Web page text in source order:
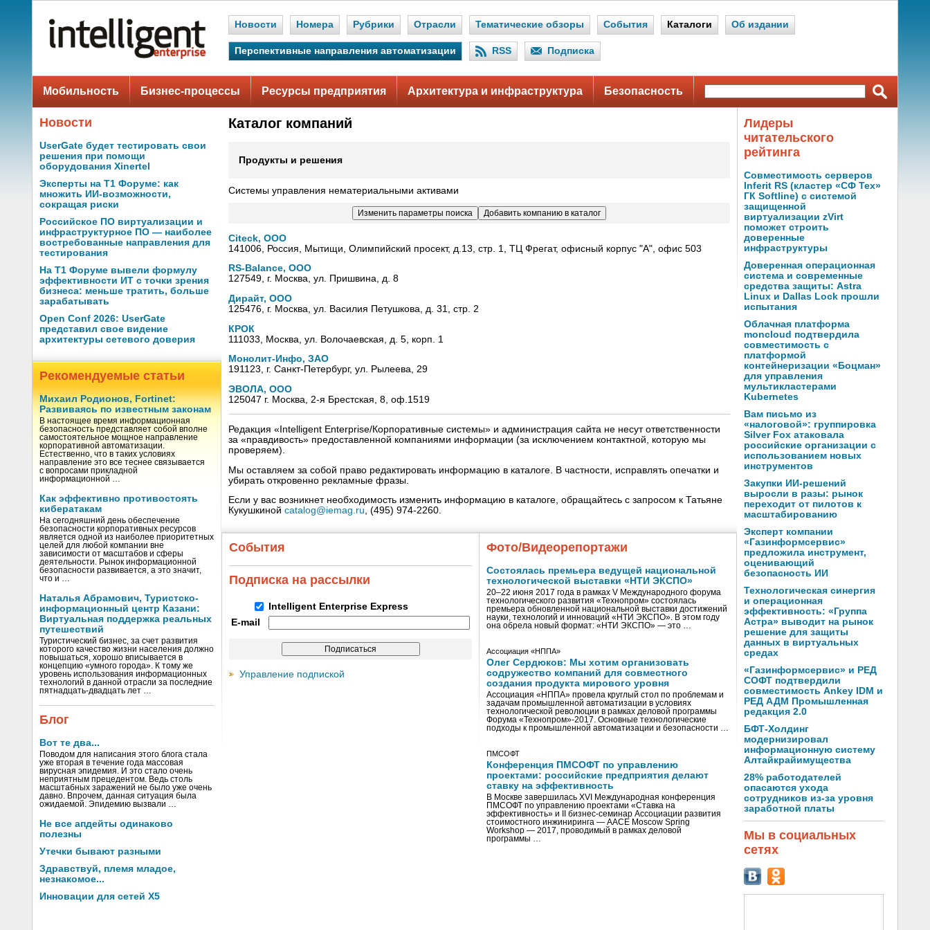
Новости Номера Рубрики Отрасли Тематические обзоры События Каталоги Об издании
Перспективные направления автоматизации RSS Подписка
Мобильность Бизнес-процессы Ресурсы предприятия Архитектура и инфраструктура Безопасность
Новости
UserGate будет тестировать свои
решения при помощи
оборудования Xinertel
Эксперты на Т1 Форуме: как
множить ИИ-возможности,
сокращая риски
Российское ПО виртуализации и
инфраструктурное ПО — наиболее
востребованные направления для
тестирования
На Т1 Форуме вывели формулу
эффективности ИТ с точки зрения
бизнеса: меньше тратить, больше
зарабатывать
Open Conf 2026: UserGate
представил свое видение
архитектуры сетевого доверия
Рекомендуемые статьи
Михаил Родионов, Fortinet:
Развиваясь по известным законам
В настоящее время информационная
безопасность представляет собой вполне
самостоятельное мощное направление
корпоративной автоматизации.
Естественно, что в таких условиях
направление это все теснее связывается
с вопросами прикладной
информационной …
Как эффективно противостоять
кибератакам
На сегодняшний день обеспечение
безопасности корпоративных ресурсов
является одной из наиболее приоритетных
целей для любой компании вне
зависимости от масштабов и сферы
деятельности. Рынок информационной
безопасности развивается, а это значит,
что и …
Наталья Абрамович, Туристско-
информационный центр Казани:
Виртуальная поддержка реальных
путешествий
Туристический бизнес, за счет развития
которого качество жизни населения должно
повышаться, хорошо вписывается в
концепцию «умного города». К тому же
уровень использования информационных
технологий в данной отрасли за последние
пятнадцать-двадцать лет …
Блог
Вот те два...
Поводом для написания этого блога стала
уже вторая в течение года массовая
вирусная эпидемия. И это стало очень
неприятным прецедентом. Ведь столь
масштабных заражений не было уже очень
давно. Впрочем, данная ситуация была
ожидаемой. Эпидемию вызвали …
Не все апдейты одинаково
полезны
Утечки бывают разными
Здравствуй, племя младое,
незнакомое...
Инновации для сетей X5
Каталог компаний
Продукты и решения
Системы управления нематериальными активами
Citeck, ООО
141006, Россия, Мытищи, Олимпийский просект, д.13, стр. 1, ТЦ Фрегат, офисный корпус "А", офис 503
RS-Balance, ООО
127549, г. Москва, ул. Пришвина, д. 8
Дирайт, ООО
125476, г. Москва, ул. Василия Петушкова, д. 31, стр. 2
КРОК
111033, Москва, ул. Волочаевская, д. 5, корп. 1
Монолит-Инфо, ЗАО
191123, г. Санкт-Петербург, ул. Рылеева, 29
ЭВОЛА, ООО
125047 г. Москва, 2-я Брестская, 8, оф.1519
Редакция «Intelligent Enterprise/Корпоративные системы» и администрация сайта не несут ответственности
за «правдивость» предоставленной компаниями информации (за исключением контактной, которую мы
проверяем).
Мы оставляем за собой право редактировать информацию в каталоге. В частности, исправлять опечатки и
убирать откровенно рекламные фразы.
Если у вас возникнет необходимость изменить информацию в каталоге, обращайтесь с запросом к Татьяне
Кукушкиной catalog@iemag.ru, (495) 974-2260.
События
Подписка на рассылки
Intelligent Enterprise Express
E-mail
Управление подпиской
Фото/Видеорепортажи
Состоялась премьера ведущей национальной
технологической выставки «НТИ ЭКСПО»
20–22 июня 2017 года в рамках V Международного форума
технологического развития «Технопром» состоялась
премьера обновленной национальной выставки достижений
науки, технологий и инноваций «НТИ ЭКСПО». В этом году
она обрела новый формат: «НТИ ЭКСПО» — это …
Ассоциация «НППА»
Олег Сердюков: Мы хотим организовать
содружество компаний для совместного
создания продукта мирового уровня
Ассоциация «НППА» провела круглый стол по проблемам и
задачам промышленной автоматизации в условиях
технологической революции в рамках деловой программы
Форума «Технопром»-2017. Основные технологические
подходы к промышленной автоматизации и безопасности …
ПМСОФТ
Конференция ПМСОФТ по управлению
проектами: российские предприятия делают
ставку на эффективность
В Москве завершилась XVI Международная конференция
ПМСОФТ по управлению проектами «Ставка на
эффективность» и II бизнес-семинар Ассоциации развития
стоимостного инжиниринга — AACE Moscow Spring
Workshop — 2017, проводимый в рамках деловой
программы …
Лидеры
читательского
рейтинга
Совместимость серверов
Inferit RS (кластер «СФ Тех»
ГК Softline) с системой
защищенной
виртуализации zVirt
поможет строить
доверенные
инфраструктуры
Доверенная операционная
система и современные
средства защиты: Astra
Linux и Dallas Lock прошли
испытания
Облачная платформа
moncloud подтвердила
совместимость с
платформой
контейнеризации «Боцман»
для управления
мультикластерами
Kubernetes
Вам письмо из
«налоговой»: группировка
Silver Fox атаковала
российские организации с
использованием новых
инструментов
Закупки ИИ-решений
выросли в разы: рынок
переходит от пилотов к
масштабированию
Эксперт компании
«Газинформсервис»
предложила инструмент,
оценивающий
безопасность ИИ
Технологическая синергия
и операционная
эффективность: «Группа
Астра» выводит на рынок
решение для защиты
данных в виртуальных
средах
«Газинформсервис» и РЕД
СОФТ подтвердили
совместимость Ankey IDM и
РЕД АДМ Промышленная
редакция 2.0
БФТ-Холдинг
модернизировал
информационную систему
Алтайкрайимущества
28% работодателей
опасаются ухода
сотрудников из-за уровня
заработной платы
Мы в социальных
сетях